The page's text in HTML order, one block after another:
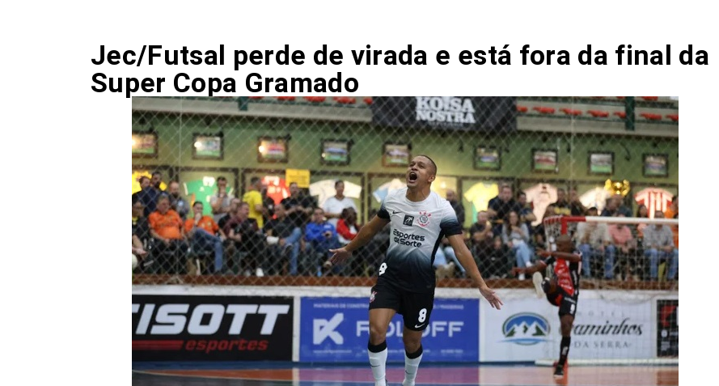
Jec/Futsal perde de virada e está fora da final da
Super Copa Gramado